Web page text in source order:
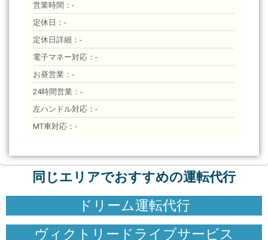
営業時間：-
定休日：-
定休日詳細：-
電子マネー対応：-
お昼営業：-
24時間営業：-
左ハンドル対応：-
MT車対応：-
同じエリアでおすすめの運転代行
ドリーム運転代行
ヴィクトリードライブサービス